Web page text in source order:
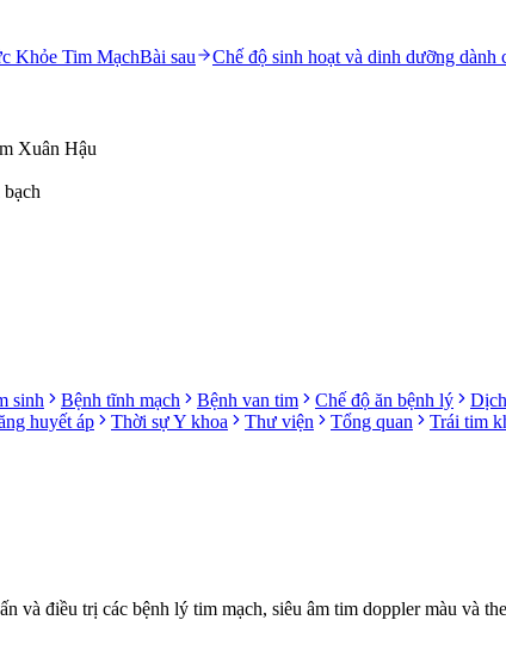
Khỏe Tim MạchBài sau Chế độ sinh hoạt và dinh dưỡng dành
Xuân Hậu
sinh Bệnh tĩnh mạch Bệnh van tim Chế độ ăn bệnh lý
huyết áp Thời sự Y khoa Thư viện Tổng quan Trái tim
và điều trị các bệnh lý tim mạch, siêu âm tim doppler màu và